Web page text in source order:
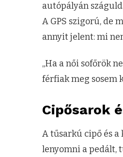
autópályán
A GPS szigorú, de
annyit jelent: mi
„Ha a női sofőrök
férfiak meg sosem
Cipősarok
A tűsarkú cipő és
lenyomni a pedált,